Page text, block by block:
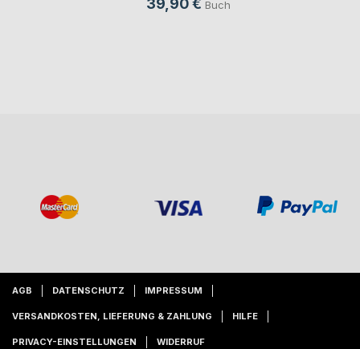
39,90 € Buch
AGB DATENSCHUTZ IMPRESSUM
VERSANDKOSTEN, LIEFERUNG & ZAHLUNG HILFE
PRIVACY-EINSTELLUNGEN WIDERRUF